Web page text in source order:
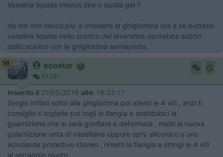
Vaselina liquida intendi dire o quella gel ?
da me non riesco piu' a chiudere la ghigliottina ora e se buttassi
vaselina liquida nello scarico del lavandino uscirebbe subito
dallo scarico con la ghigliottina semiaperta.
19 ecostar
37391
Inserito il 21/05/2019 alle: 19:33:17
Sergio infilati sotto alla ghigliottina poi allenti le 4 viti , anzi ti
consiglio ti toglerle poi togli la flangia e sostiduisci la
guarnizione che si sarà gonfiata e deformata , metti la nuova
guiarnizione unta di vaselliana oppure spry siliconico o uno
scivolante protettivo idoneo , rimetti la flangia e stringi le 4 viti
al serraggio giusto